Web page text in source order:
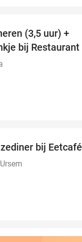
(3,5 uur) +
bij Restaurant
bij